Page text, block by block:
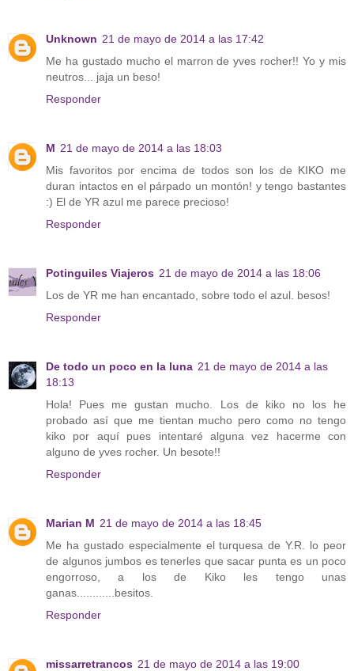
Unknown 21 de mayo de 2014 a las 17:42
Me ha gustado mucho el marron de yves rocher!! Yo y mis
neutros... jaja un beso!
Responder
M 21 de mayo de 2014 a las 18:03
Mis favoritos por encima de todos son los de KIKO me
duran intactos en el párpado un montón! y tengo bastantes
:) El de YR azul me parece precioso!
Responder
Potinguiles Viajeros 21 de mayo de 2014 a las 18:06
Los de YR me han encantado, sobre todo el azul. besos!
Responder
De todo un poco en la luna 21 de mayo de 2014 a las
18:13
Hola! Pues me gustan mucho. Los de kiko no los he
probado así que me tientan mucho pero como no tengo
kiko por aquí pues intentaré alguna vez hacerme con
alguno de yves rocher. Un besote!!
Responder
Marian M 21 de mayo de 2014 a las 18:45
Me ha gustado especialmente el turquesa de Y.R. lo peor
de algunos jumbos es tenerles que sacar punta es un poco
engorroso, a los de Kiko les tengo unas
ganas............besitos.
Responder
missarretrancos 21 de mayo de 2014 a las 19:00